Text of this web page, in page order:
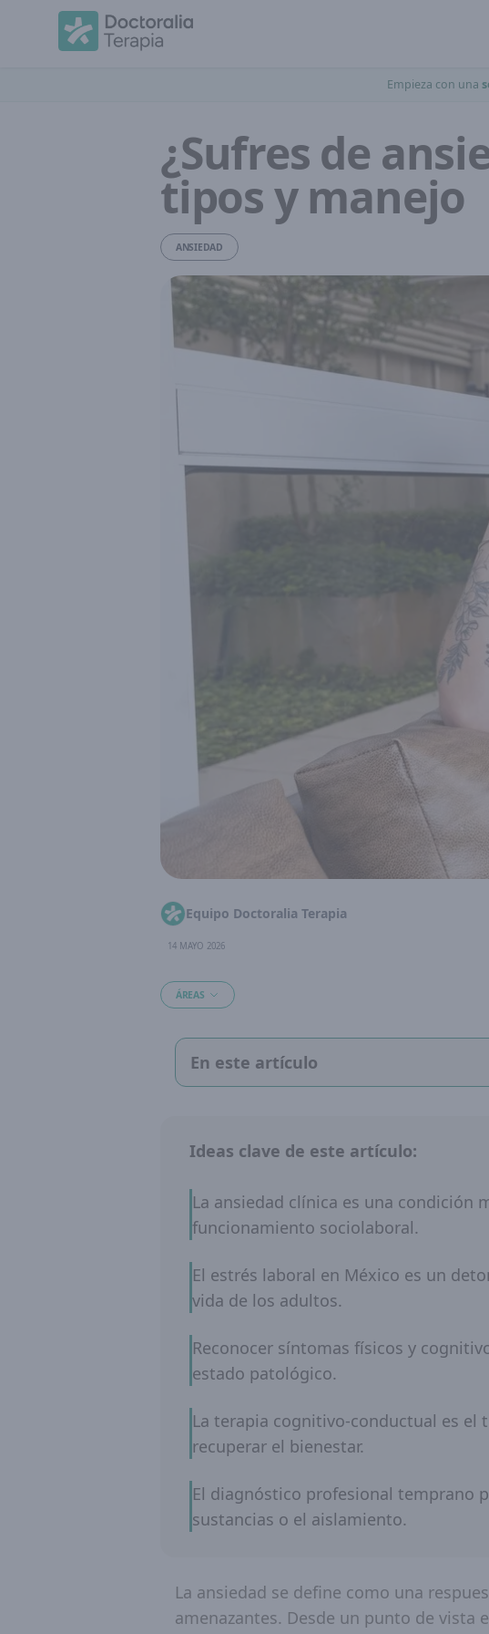
Empieza con una
¿Sufres de
tipos y manejo
ANSIEDAD
Equipo Doctoralia Terapia
14 MAYO 2026
ÁREAS
En este artículo
Ideas clave de este artículo:
La ansiedad clínica es una condición
funcionamiento sociolaboral.
El estrés laboral en México es un
vida de los adultos.
Reconocer síntomas físicos y
estado patológico.
La terapia cognitivo-conductual es
recuperar el bienestar.
El diagnóstico profesional temprano
sustancias o el aislamiento.
La ansiedad se define como una
amenazantes. Desde un punto de vista